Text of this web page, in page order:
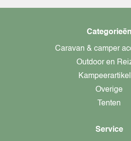
Categorieën
Caravan & camper
Outdoor en
Overige
Tenten
Service